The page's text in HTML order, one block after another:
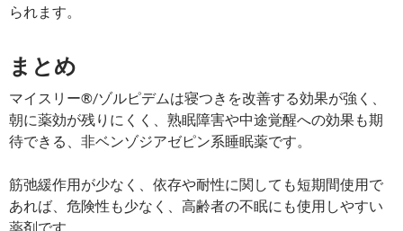
られます。
まとめ
マイスリー®/ゾルピデムは寝つきを改善する効果が強く、
朝に薬効が残りにくく、熟眠障害や中途覚醒への効果も期
待できる、非ベンゾジアゼピン系睡眠薬です。
筋弛緩作用が少なく、依存や耐性に関しても短期間使用で
あれば、危険性も少なく、高齢者の不眠にも使用しやすい
薬剤です。